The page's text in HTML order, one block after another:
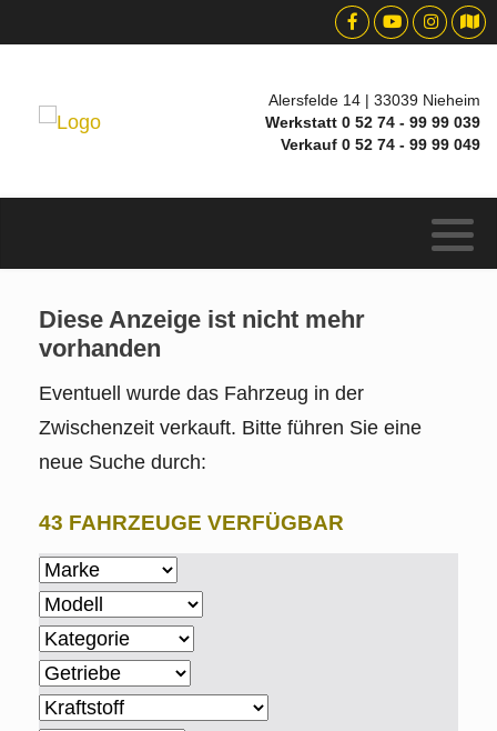
Alersfelde 14 | 33039 Nieheim
Werkstatt 0 52 74 - 99 99 039
Verkauf 0 52 74 - 99 99 049
Diese Anzeige ist nicht mehr
vorhanden
Eventuell wurde das Fahrzeug in der
Zwischenzeit verkauft. Bitte führen Sie eine
neue Suche durch:
43 FAHRZEUGE VERFÜGBAR